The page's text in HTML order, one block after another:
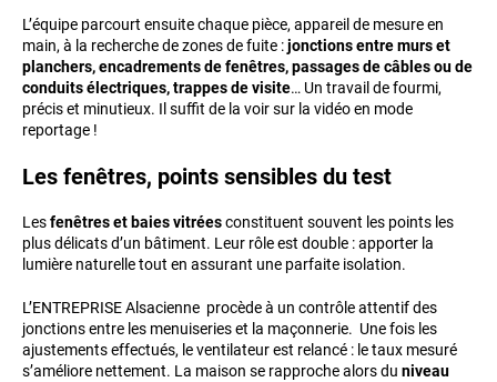
L’équipe parcourt ensuite chaque pièce, appareil de mesure en
main, à la recherche de zones de fuite :jonctions entre murs et
planchers, encadrements de fenêtres, passages de câbles ou de
conduits électriques, trappes de visite… Un travail de fourmi,
précis et minutieux. Il suffit de la voir sur la vidéo en mode
reportage !
Les fenêtres, points sensibles du test
Lesfenêtres et baies vitréesconstituent souvent les points les
plus délicats d’un bâtiment. Leur rôle est double : apporter la
lumière naturelle tout en assurant une parfaite isolation.
L’ENTREPRISE Alsacienne procède à un contrôle attentif des
jonctions entre les menuiseries et la maçonnerie. Une fois les
ajustements effectués, le ventilateur est relancé : le taux mesuré
s’améliore nettement. La maison se rapproche alors du niveau